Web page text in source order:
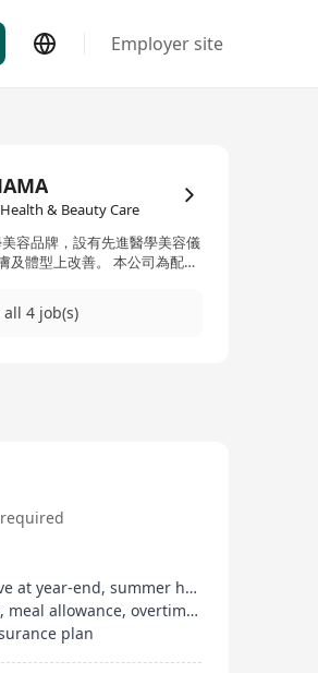
Employer site
& Beauty Care
容品牌，設有先進醫學美容儀
及體型上改善。 本公司為配合
all 4 job(s)
20 days of paid leave at year-end, summer heat allowance, birthday benefits, etc
Five-day work week, meal allowance, overtime allowance
plan